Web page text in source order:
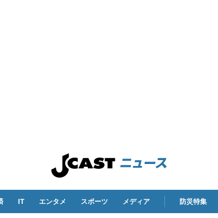
IT エンタメ スポーツ メディア 防災特集